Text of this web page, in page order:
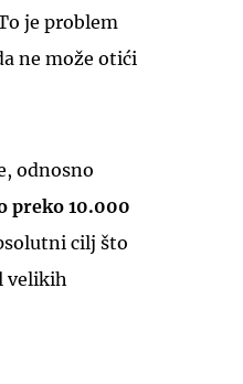
je problem
ne može otići
odnosno
preko 10.000
cilj što
velikih